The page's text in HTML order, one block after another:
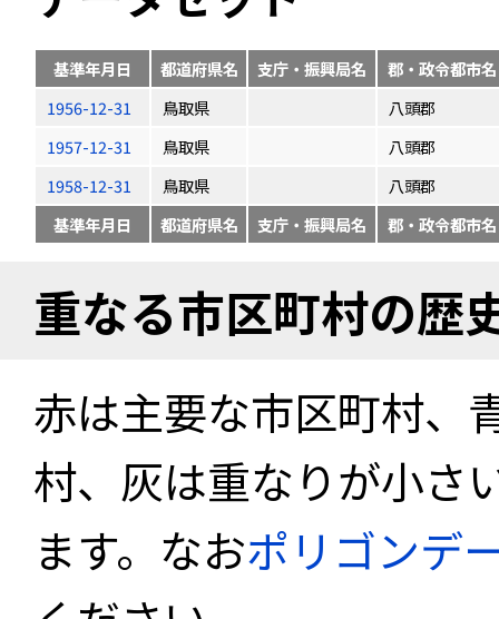
基準年月日 都道府県名 支庁・振興局名
郡・政令都市名
1956-12-31
鳥取県
八頭郡
1957-12-31
鳥取県
八頭郡
1958-12-31
鳥取県
八頭郡
基準年月日
都道府県名 支庁・振興局名 郡・政令都市名
重なる市区町村の歴
赤は主要な市区町村、
村、灰は重なりが小さ
ます。なおポリゴンデ